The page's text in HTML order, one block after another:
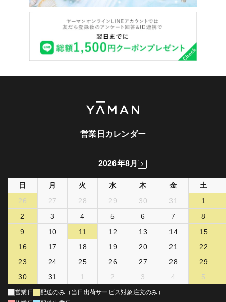
営業日カレンダー
2026年8月
日 月 火 水 木 金
土
26
27 28 29 30 31
1
2
3 4 5 6 7
8
9
10 11 12 13 14
15
16
17 18 19 20 21
22
23
24 25 26 27 28
29
30
31 1 2 3 4 5
営業日
配送のみ（当日出荷サービス対象注文のみ）